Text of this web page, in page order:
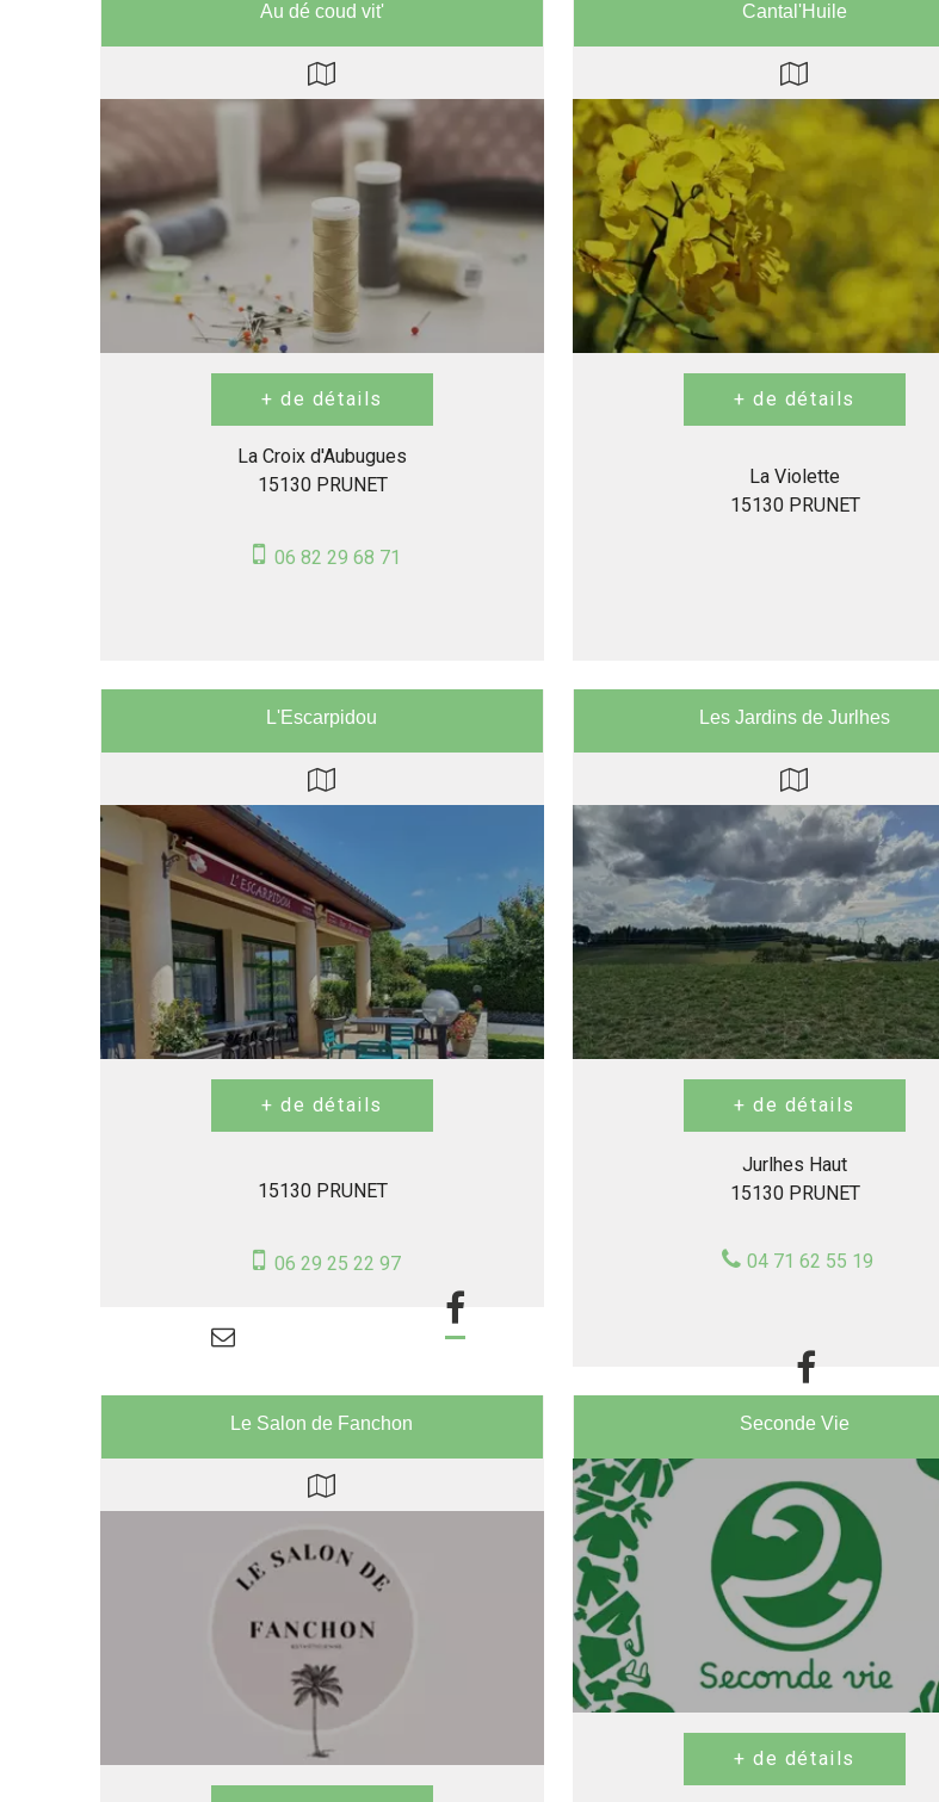
Au dé coud vit'
La Croix d'Aubugues
15130 PRUNET
06 82 29 68 71
Cantal'Huile
La Violette
15130 PRUNET
L'Escarpidou
15130 PRUNET
06 29 25 22 97
Les Jardins de Jurlhes
Jurlhes Haut
15130 PRUNET
04 71 62 55 19
Le Salon de Fanchon Seconde Vie